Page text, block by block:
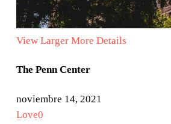
View Larger More Details
The Penn Center
noviembre 14, 2021
Love0